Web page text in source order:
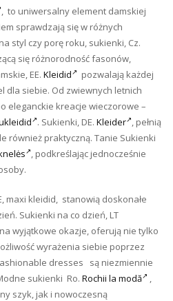
, to uniwersalny element damskiej
sprawdzają się w różnych
styl czy porę roku, sukienki, Cz.
się różnorodność fasonów,
EE. Kleidid
pozwalają każdej
dla siebie. Od zwiewnych letnich
eleganckie kreacje wieczorowe –
. Sukienki, DE. Kleider , pełnią
również praktyczną. Tanie Sukienki
, podkreślając jednocześnie
maxi kleidid, stanowią doskonałe
Sukienki na co dzień, LT
wyjątkowe okazje, oferują nie tylko
wyrażenia siebie poprzez
dresses są niezmiennie
sukienki Ro. Rochii la modă
,
szyk, jak i nowoczesną